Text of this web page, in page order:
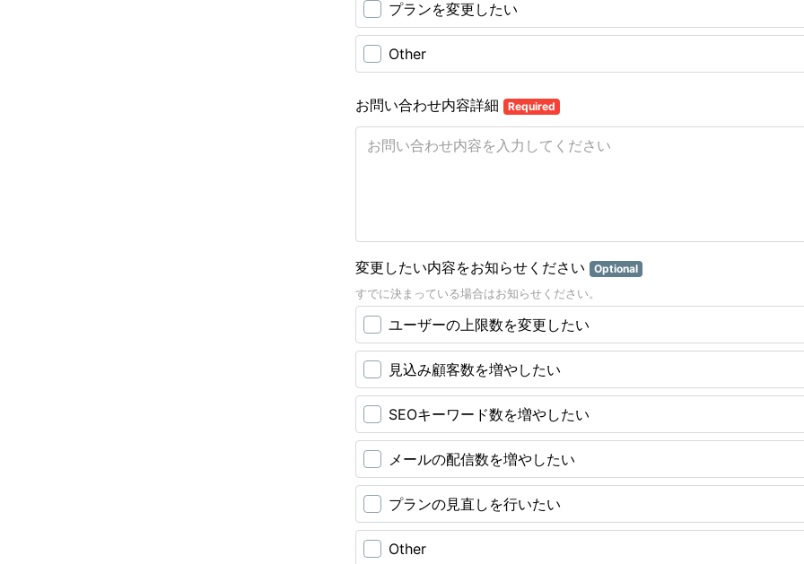
プランを変更したい
Other
お問い合わせ内容詳細 Required
変更したい内容をお知らせください Optional
すでに決まっている場合はお知らせください。
ユーザーの上限数を変更したい
見込み顧客数を増やしたい
SEOキーワード数を増やしたい
メールの配信数を増やしたい
プランの見直しを行いたい
Other